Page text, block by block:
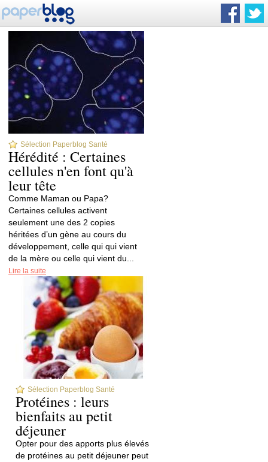
Sélection Paperblog Santé
Hérédité : Certaines
cellules n'en font qu'à
leur tête
Comme Maman ou Papa?
Certaines cellules activent
seulement une des 2 copies
héritées d’un gène au cours du
développement, celle qui qui vient
de la mère ou celle qui vient du...
Lire la suite
Sélection Paperblog Santé
Protéines : leurs
bienfaits au petit
déjeuner
Opter pour des apports plus élevés
de protéines au petit déjeuner peut